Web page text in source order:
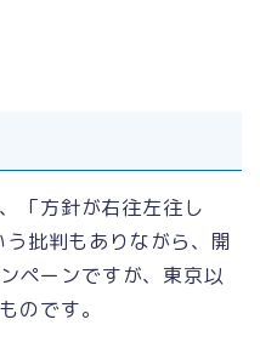
「方針が右往左往し
批判もありながら、開
ペーンですが、東京以
のです。